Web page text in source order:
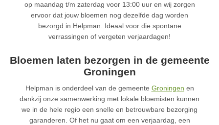
op maandag t/m zaterdag voor 13:00 uur en wij zorgen
ervoor dat jouw bloemen nog dezelfde dag worden
bezorgd in Helpman. Ideaal voor die spontane
verrassingen of vergeten verjaardagen!
Bloemen laten bezorgen in de gemeente
Groningen
Helpman is onderdeel van de gemeente Groningen en
dankzij onze samenwerking met lokale bloemisten kunnen
we in de hele regio een snelle en betrouwbare bezorging
garanderen. Of het nu gaat om een verjaardag, een